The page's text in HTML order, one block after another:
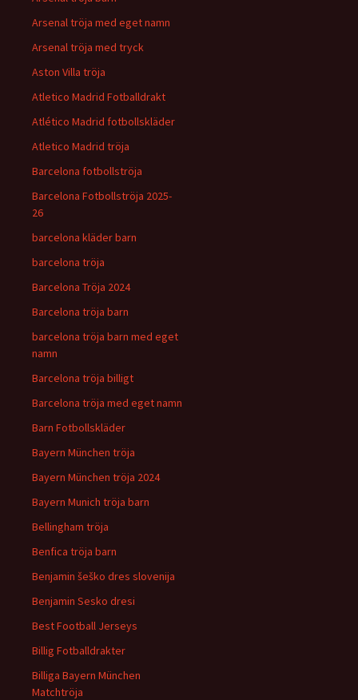
Arsenal tröja med eget namn
Arsenal tröja med tryck
Aston Villa tröja
Atletico Madrid Fotballdrakt
Atlético Madrid fotbollskläder
Atletico Madrid tröja
Barcelona fotbollströja
Barcelona Fotbollströja 2025-
26
barcelona kläder barn
barcelona tröja
Barcelona Tröja 2024
Barcelona tröja barn
barcelona tröja barn med eget
namn
Barcelona tröja billigt
Barcelona tröja med eget namn
Barn Fotbollskläder
Bayern München tröja
Bayern München tröja 2024
Bayern Munich tröja barn
Bellingham tröja
Benfica tröja barn
Benjamin šeško dres slovenija
Benjamin Sesko dresi
Best Football Jerseys
Billig Fotballdrakter
Billiga Bayern München
Matchtröja